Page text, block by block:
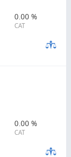
0.00 %
CAT
0.00 %
CAT